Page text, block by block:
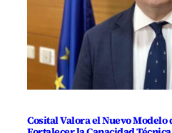
Cosital Valora el Nuevo Modelo